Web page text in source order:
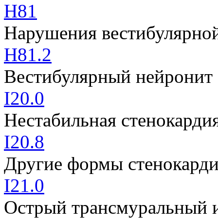
H81
Нарушения
H81.2
Вестибулярный нейронит
I20.0
Нестабильная
I20.8
Другие формы
I21.0
Острый трансмуральный